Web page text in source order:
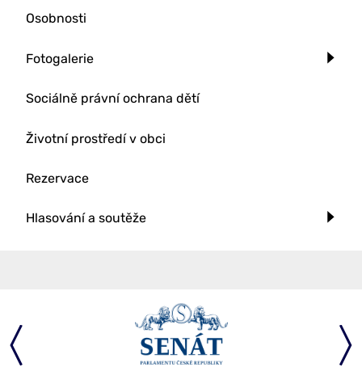
Osobnosti
Fotogalerie
Sociálně právní ochrana dětí
Životní prostředí v obci
Rezervace
Hlasování a soutěže